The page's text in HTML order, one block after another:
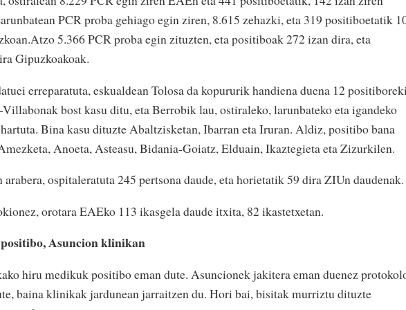
PCR proba gehiago egin ziren, 8.615 zehazki, eta 319 positiboetatik
5.366 PCR proba egin zituzten, eta positiboak 272 izan dira, eta
Gipuzkoakoak.
erreparatuta, eskualdean Tolosa da kopururik handiena duena 12
bost kasu ditu, eta Berrobik lau, ostiraleko, larunbateko eta igandeko
Bina kasu dituzte Abaltzisketan, Ibarran eta Iruran. Aldiz, positibo bana
Anoeta, Asteasu, Bidania-Goiatz, Elduain, Ikaztegieta eta Zizurkilen.
arabera, ospitaleratuta 245 pertsona daude, eta horietatik 59 dira ZIUn daudenak.
orotara EAEko 113 ikasgela daude itxita, 82 ikastetxetan.
Asuncion klinikan
hiru medikuk positibo eman dute. Asuncionek jakitera eman duenez
baina klinikak jardunean jarraitzen du. Hori bai, bisitak murriztu dituzte